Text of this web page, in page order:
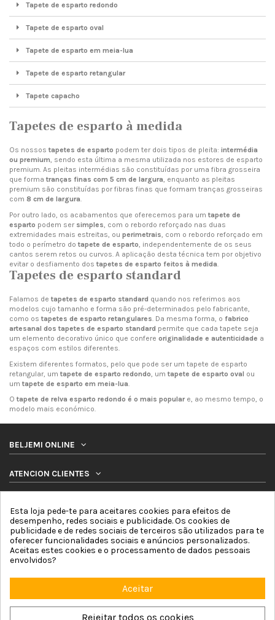
Tapete de esparto redondo
Tapete de esparto oval
Tapete de esparto em meia-lua
Tapete de esparto retangular
Tapete capacho
Tapetes de esparto à medida
Os nossos tapetes de esparto podem ter dois tipos de pleita: intermédia
ou premium, sendo esta última a mesma utilizada nos estores de esparto
premium. As pleitas intermédias são constituídas por uma fibra grosseira
que forma tranças finas com 5 cm de largura, enquanto as pleitas
premium são constituídas por fibras finas que formam tranças grosseiras
com 8 cm de largura.
Por outro lado, os acabamentos que oferecemos para um tapete de
esparto podem ser simples, com o rebordo reforçado nas duas
extremidades mais estreitas, ou perimetrais, com o rebordo reforçado em
todo o perímetro do tapete de esparto, independentemente de os seus
cantos serem retos ou curvos. A aplicação desta técnica tem por objetivo
evitar o desfiamento dos tapetes de esparto feitos à medida.
Tapetes de esparto standard
Falamos de tapetes de esparto standard quando nos referimos aos
modelos cujo tamanho e forma são pré-determinados pelo fabricante,
como os tapetes de esparto retangulares. Da mesma forma, o fabrico
artesanal dos tapetes de esparto standard permite que cada tapete seja
um elemento decorativo único que confere originalidade e autenticidade a
espaços com estilos diferentes.
Existem diferentes formatos, pelo que pode ser um tapete de esparto
retangular, um tapete de esparto redondo , um tapete de esparto oval ou
um tapete de esparto em meia-lua
O tapete de relva esparto redondo é o mais populare, ao mesmo tempo, o
modelo mais económico.
BELJEMI ONLINE
ATENCION CLIENTES
SIGA-NOS
BOLETIM DE NOTICIAS
Esta loja pede-te para aceitares cookies para efeitos de
desempenho, redes sociais e publicidade. Os cookies de
publicidade e de redes sociais de terceiros são utilizados para te
oferecer funcionalidades sociais e anúncios personalizados.
Aceitas estes cookies e o processamento de dados pessoais
envolvidos?
Aceitar
Rejeitar todos os cookies